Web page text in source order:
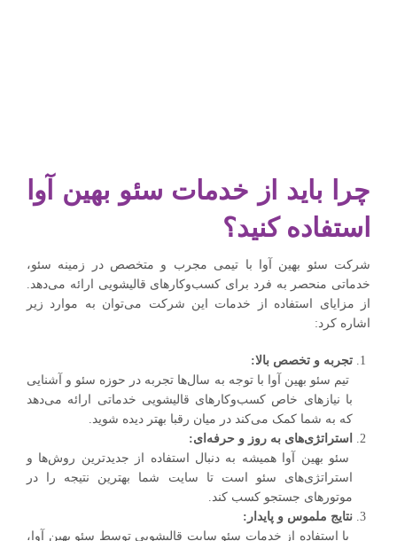
چرا باید از خدمات سئو بهین آوا
استفاده کنید؟
شرکت سئو بهین آوا با تیمی مجرب و متخصص در زمینه سئو،
خدماتی منحصر به فرد برای کسب‌وکارهای قالیشویی ارائه می‌دهد.
از مزایای استفاده از خدمات این شرکت می‌توان به موارد زیر
اشاره کرد:
تجربه و تخصص بالا:
تیم سئو بهین آوا با توجه به سال‌ها تجربه در حوزه سئو و آشنایی
با نیازهای خاص کسب‌وکارهای قالیشویی خدماتی ارائه می‌دهد
که به شما کمک می‌کند در میان رقبا بهتر دیده شوید.
استراتژی‌های به روز و حرفه‌ای:
سئو بهین آوا همیشه به دنبال استفاده از جدیدترین روش‌ها و
استراتژی‌های سئو است تا سایت شما بهترین نتیجه را در
موتورهای جستجو کسب کند.
نتایج ملموس و پایدار:
با استفاده از خدمات سئو سایت قالیشویی توسط سئو بهین آوا،